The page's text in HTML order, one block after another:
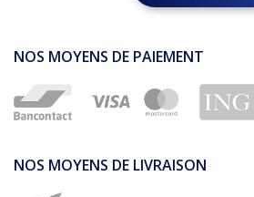
NOS MOYENS DE PAIEMENT
NOS MOYENS DE LIVRAISON